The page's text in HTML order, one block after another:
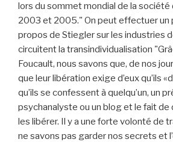
lors du sommet mondial de la société
2003 et 2005." On peut effectuer un
propos de Stiegler sur les industries
circuitent la transindividualisation
Foucault, nous savons que, de nos
que leur libération exige d’eux qu’ils
qu’ils se confessent à quelqu’un, un
psychanalyste ou un blog et le fait
les libérer. Il y a une forte volonté de
ne savons pas garder nos secrets et